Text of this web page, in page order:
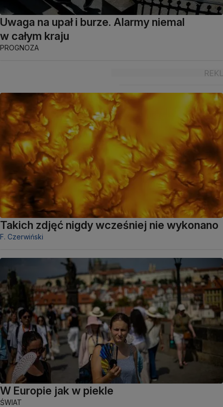
Uwaga na upał i burze. Alarmy niemal
w całym kraju
PROGNOZA
Takich zdjęć nigdy wcześniej nie wykonano
F. Czerwiński
W Europie jak w piekle
ŚWIAT